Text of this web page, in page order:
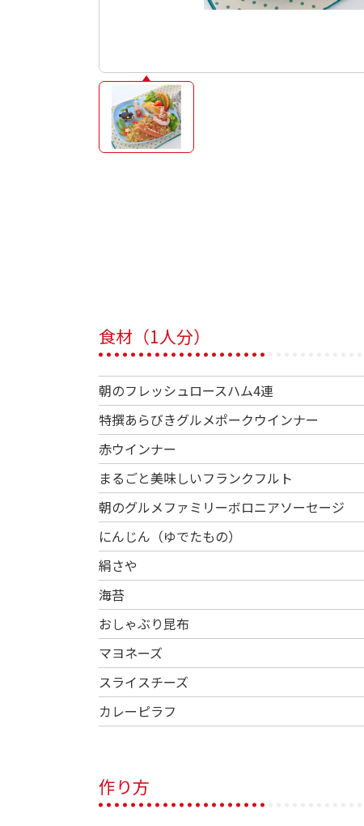
食材（1人分）
朝のフレッシュロースハム4連
特撰あらびきグルメポークウインナー
赤ウインナー
まるごと美味しいフランクフルト
朝のグルメファミリーボロニアソーセージ
にんじん（ゆでたもの）
絹さや
海苔
おしゃぶり昆布
マヨネーズ
スライスチーズ
カレーピラフ
作り方